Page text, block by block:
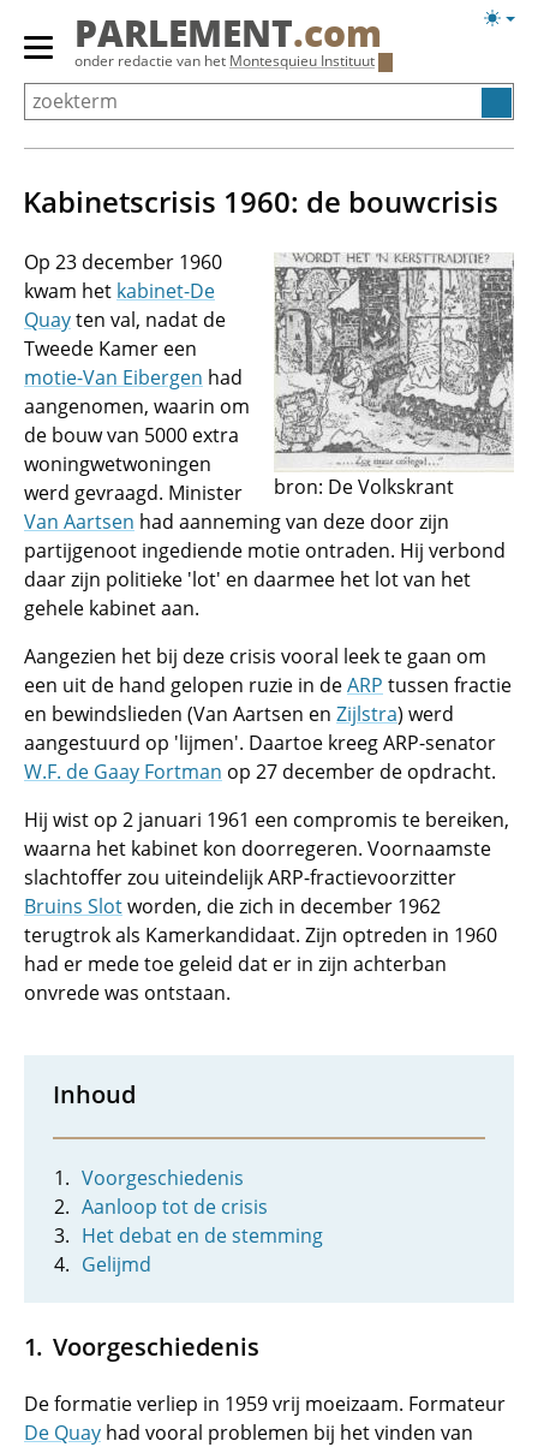
Overslaan
Primair
menu
tonen/verbergen
PARLEMENT.com
onder redactie van het Montesquieu Instituut
Kabinetscrisis 1960: de bouwcrisis
bron: De Volkskrant
Op 23 december 1960
kwam het kabinet-De
Quayten val, nadat de
Tweede Kamer een
motie-Van Eibergen had
aangenomen, waarin om
de bouw van 5000 extra
woningwetwoningen
werd gevraagd. Minister
Van Aartsen had aanneming van deze door zijn
partijgenoot ingediende motie ontraden. Hij verbond
daar zijn politieke 'lot' en daarmee het lot van het
gehele kabinet aan.
Aangezien het bij deze crisis vooral leek te gaan om
een uit de hand gelopen ruzie in deARP tussen fractie
en bewindslieden (Van Aartsen en Zijlstra) werd
aangestuurd op 'lijmen'. Daartoe kreeg ARP-senator
W.F. de Gaay Fortman op 27 december de opdracht.
Hij wist op 2 januari 1961 een compromis te bereiken,
waarna het kabinet kon doorregeren. Voornaamste
slachtoffer zou uiteindelijk ARP-fractievoorzitter
Bruins Slotworden, die zich in december 1962
terugtrok als Kamerkandidaat. Zijn optreden in 1960
had er mede toe geleid dat er in zijn achterban
onvrede was ontstaan.
Inhoud
Voorgeschiedenis
Aanloop tot de crisis
Het debat en de stemming
Gelijmd
Voorgeschiedenis
De formatie verliep in 1959 vrij moeizaam. Formateur
De Quay had vooral problemen bij het vinden van